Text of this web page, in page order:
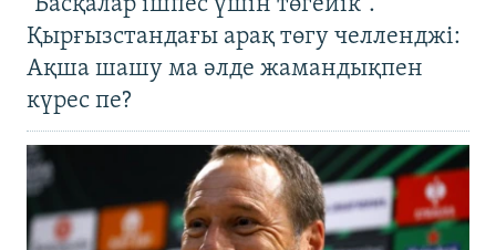
Қырғызстандағы арақ төгу челленджі:
Ақша шашу ма әлде жамандықпен
күрес пе?